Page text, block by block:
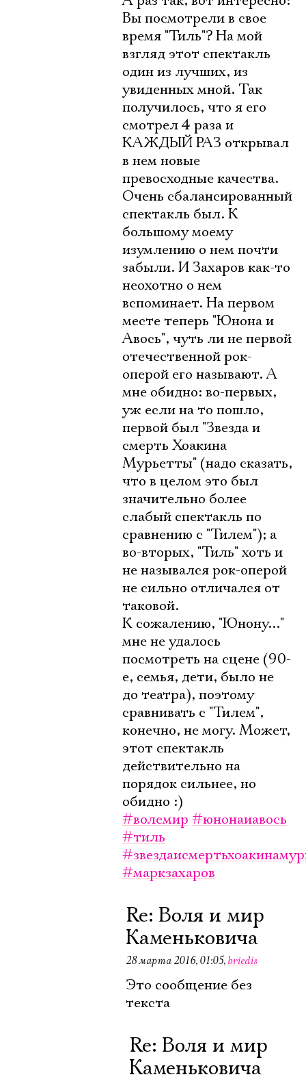
Вы посмотрели в свое
время "Тиль"? На мой
взгляд этот спектакль
один из лучших, из
увиденных мной. Так
получилось, что я его
смотрел 4 раза и
КАЖДЫЙ РАЗ открывал
в нем новые
превосходные качества.
Очень сбалансированный
спектакль был. К
большому моему
изумлению о нем почти
забыли. И Захаров как-то
неохотно о нем
вспоминает. На первом
месте теперь "Юнона и
Авось", чуть ли не первой
отечественной рок-
оперой его называют. А
мне обидно: во-первых,
уж если на то пошло,
первой был "Звезда и
смерть Хоакина
Мурьетты" (надо сказать,
что в целом это был
значительно более
слабый спектакль по
сравнению с "Тилем"); а
во-вторых, "Тиль" хоть и
не назывался рок-оперой
не сильно отличался от
таковой.
К сожалению, "Юнону..."
мне не удалось
посмотреть на сцене (90-
е, семья, дети, было не
до театра), поэтому
сравнивать с "Тилем",
конечно, не могу. Может,
этот спектакль
действительно на
порядок сильнее, но
обидно :)
#волемир #юнонаиавось
#тиль
#маркзахаров
Re: Воля и мир
Каменьковича
28 марта 2016, 01:05,briedis
Это сообщение без
текста
Re: Воля и мир
Каменьковича